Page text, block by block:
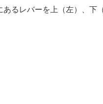
るレバーを上（左）、